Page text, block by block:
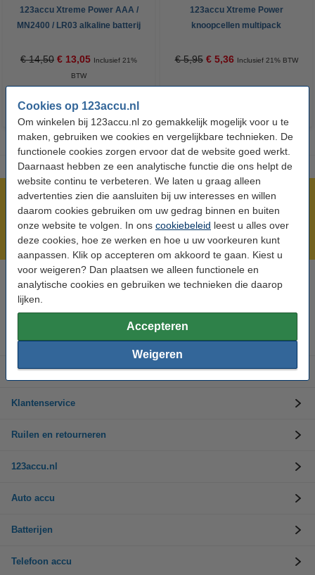
Cookies op 123accu.nl
Om winkelen bij 123accu.nl zo gemakkelijk mogelijk voor u te
maken, gebruiken we cookies en vergelijkbare technieken. De
functionele cookies zorgen ervoor dat de website goed werkt.
Daarnaast hebben ze een analytische functie die ons helpt de
website continu te verbeteren. We laten u graag alleen
advertenties zien die aansluiten bij uw interesses en willen
daarom cookies gebruiken om uw gedrag binnen en buiten
onze website te volgen. In ons cookiebeleid leest u alles over
deze cookies, hoe ze werken en hoe u uw voorkeuren kunt
aanpassen. Klik op accepteren om akkoord te gaan. Kiest u
voor weigeren? Dan plaatsen we alleen functionele en
analytische cookies en gebruiken we technieken die daarop
lijken.
Accepteren
Weigeren
123accu Xtreme Power AAA /
MN2400 / LR03 alkaline batterij
€ 14,50 € 13,05 Inclusief 21%
BTW
123accu Xtreme Power
knoopcellen multipack
€ 5,95 € 5,36 Inclusief 21% BTW
Meer dan 5 miljoen klanten!
Voor 23.59 uur besteld, morgen in huis!
Laagsteprijsgarantie!
Hulp nodig? Bel ons op 0294-787125
Accu's
Opladers
Klantenservice
Ruilen en retourneren
123accu.nl
Auto accu
Batterijen
Telefoon accu